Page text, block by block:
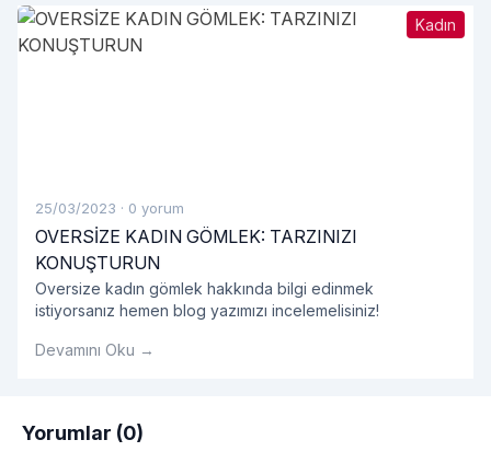
Kadın
25/03/2023 · 0 yorum
OVERSİZE KADIN GÖMLEK: TARZINIZI
KONUŞTURUN
Oversize kadın gömlek hakkında bilgi edinmek
istiyorsanız hemen blog yazımızı incelemelisiniz!
Devamını Oku →
Yorumlar (0)